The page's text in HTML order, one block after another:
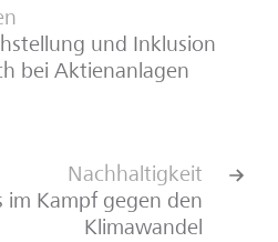
und Inklusion
bei Aktienanlagen
Nachhaltigkeit
im Kampf gegen den
Klimawandel